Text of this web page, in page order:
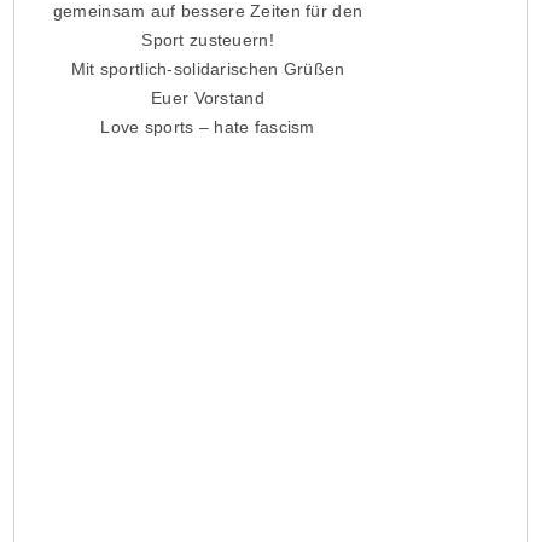
gemeinsam auf bessere Zeiten für den
Sport zusteuern!
Mit sportlich-solidarischen Grüßen
Euer Vorstand
Love sports – hate fascism